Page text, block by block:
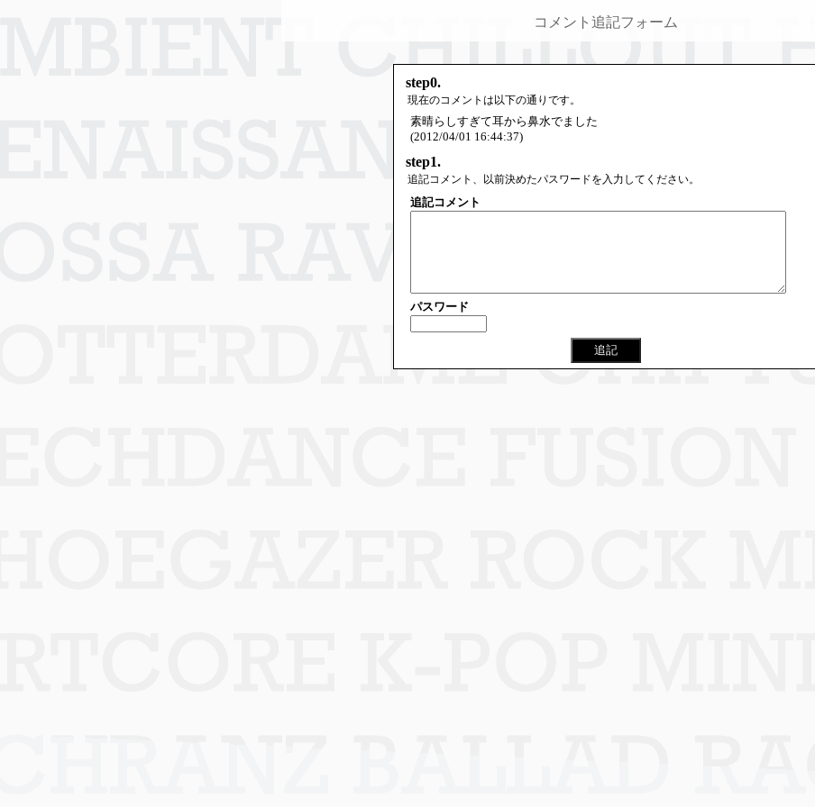
コメント追記フォーム
step0.
現在のコメントは以下の通りです。
素晴らしすぎて耳から鼻水でました
(2012/04/01 16:44:37)
step1.
追記コメント、以前決めたパスワードを入力してください。
追記コメント
パスワード
追記